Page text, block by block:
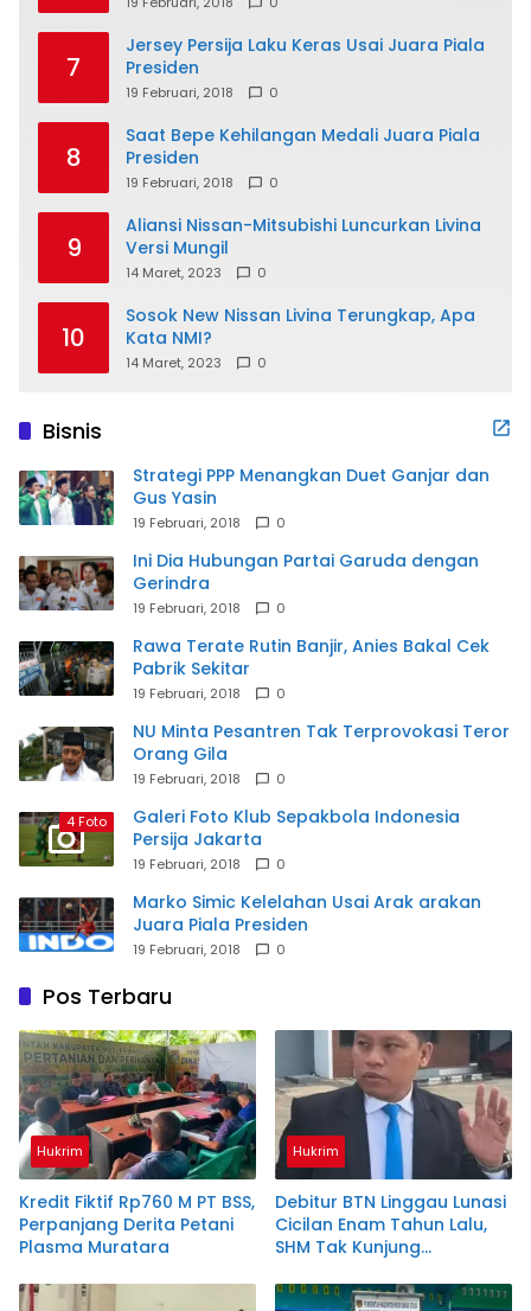
7
Jersey Persija Laku Keras Usai Juara Piala
Presiden
19 Februari, 2018 0
8
Saat Bepe Kehilangan Medali Juara Piala
Presiden
19 Februari, 2018 0
9
Aliansi Nissan-Mitsubishi Luncurkan Livina
Versi Mungil
14 Maret, 2023 0
10
Sosok New Nissan Livina Terungkap, Apa
Kata NMI?
14 Maret, 2023 0
Bisnis
Strategi PPP Menangkan Duet Ganjar dan
Gus Yasin
19 Februari, 2018 0
Ini Dia Hubungan Partai Garuda dengan
Gerindra
19 Februari, 2018 0
Rawa Terate Rutin Banjir, Anies Bakal Cek
Pabrik Sekitar
19 Februari, 2018 0
NU Minta Pesantren Tak Terprovokasi Teror
Orang Gila
19 Februari, 2018 0
4 Foto
Galeri Foto Klub Sepakbola Indonesia
Persija Jakarta
19 Februari, 2018 0
Marko Simic Kelelahan Usai Arak arakan
Juara Piala Presiden
19 Februari, 2018 0
Pos Terbaru
Hukrim
Kredit Fiktif Rp760 M PT BSS,
Perpanjang Derita Petani
Plasma Muratara
Hukrim
Debitur BTN Linggau Lunasi
Cicilan Enam Tahun Lalu,
SHM Tak Kunjung